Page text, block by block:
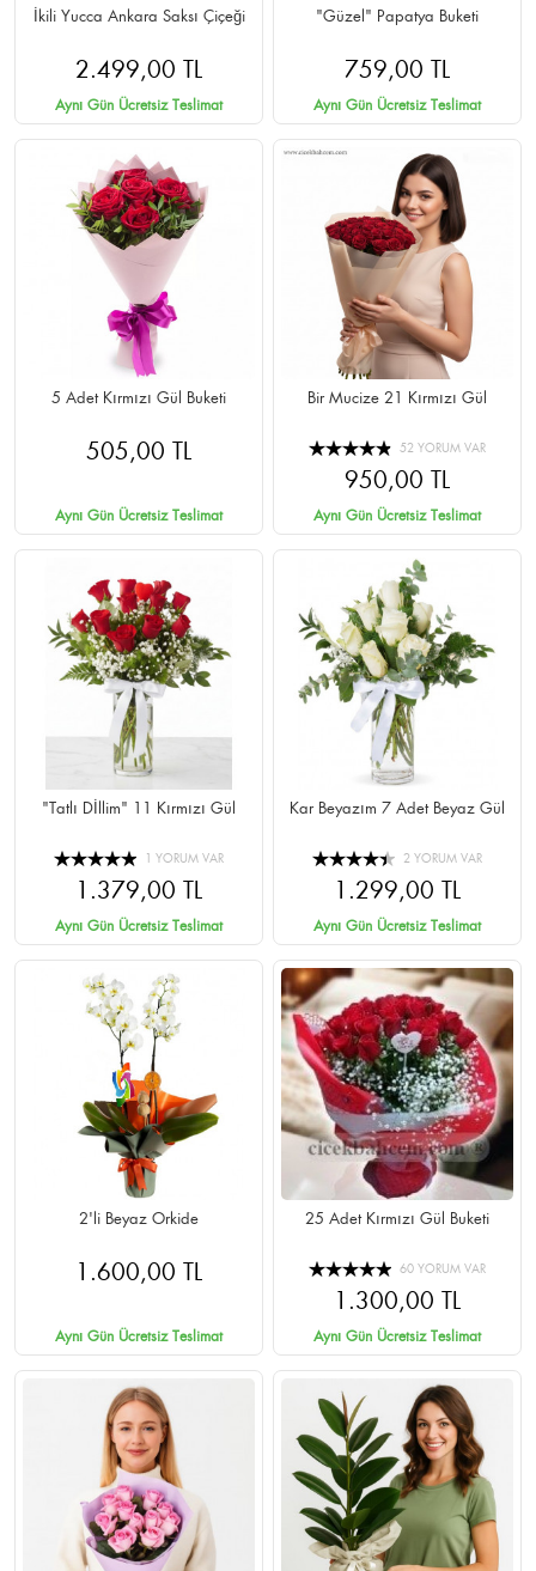
İkili Yucca Ankara Saksı Çiçeği
2.499,00 TL
Aynı Gün Ücretsiz Teslimat
"Güzel" Papatya Buketi
759,00 TL
Aynı Gün Ücretsiz Teslimat
5 Adet Kırmızı Gül Buketi
505,00 TL
Aynı Gün Ücretsiz Teslimat
Bir Mucize 21 Kırmızı Gül
52 YORUM VAR
950,00 TL
Aynı Gün Ücretsiz Teslimat
"Tatlı Dİllim" 11 Kırmızı Gül
1 YORUM VAR
1.379,00 TL
Aynı Gün Ücretsiz Teslimat
Kar Beyazım 7 Adet Beyaz Gül
2 YORUM VAR
1.299,00 TL
Aynı Gün Ücretsiz Teslimat
2'li Beyaz Orkide
1.600,00 TL
Aynı Gün Ücretsiz Teslimat
25 Adet Kırmızı Gül Buketi
60 YORUM VAR
1.300,00 TL
Aynı Gün Ücretsiz Teslimat